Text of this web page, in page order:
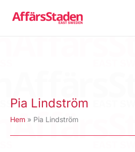
Pia Lindström
Hem Pia Lindström